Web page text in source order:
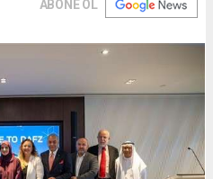
ABONE OL